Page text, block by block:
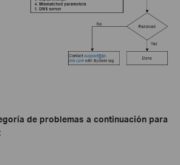
de problemas a continuación para